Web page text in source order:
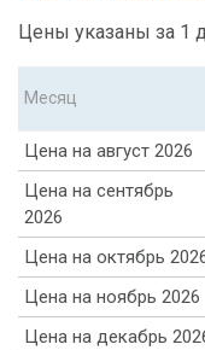
Цены указаны за 1
Месяц
Цена на август 2026
Цена на сентябрь
2026
Цена на октябрь
Цена на ноябрь 2026
Цена на декабрь